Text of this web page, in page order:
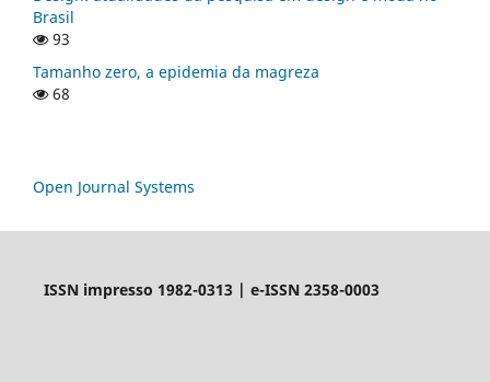
Brasil
93
Tamanho zero, a epidemia da magreza
68
Open Journal Systems
ISSN impresso 1982-0313 | e-ISSN 2358-0003